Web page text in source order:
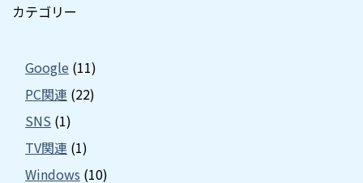
カテゴリー
Google (11)
PC関連 (22)
SNS (1)
TV関連 (1)
Windows (10)